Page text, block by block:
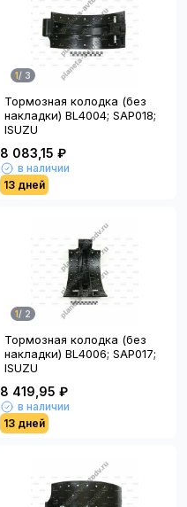
1/ 3
Тормозная колодка (без
накладки) BL4004; SAP018;
ISUZU
8 083,15 ₽
в наличии
13 дней
1/ 2
Тормозная колодка (без
накладки) BL4006; SAP017;
ISUZU
8 419,95 ₽
в наличии
13 дней